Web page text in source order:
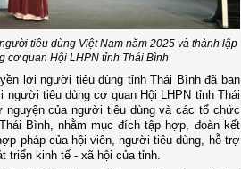
tiêu dùng Việt Nam năm 2025 và thành lập
cơ quan Hội LHPN tỉnh Thái Bình
lợi người tiêu dùng tỉnh Thái Bình đã ban
người tiêu dùng cơ quan Hội LHPN tỉnh Thái
của người tiêu dùng và các tổ chức
Bình, nhằm mục đích tập hợp, đoàn kết
pháp của hội viên, người tiêu dùng, hỗ trợ
triển kinh tế - xã hội của tỉnh.